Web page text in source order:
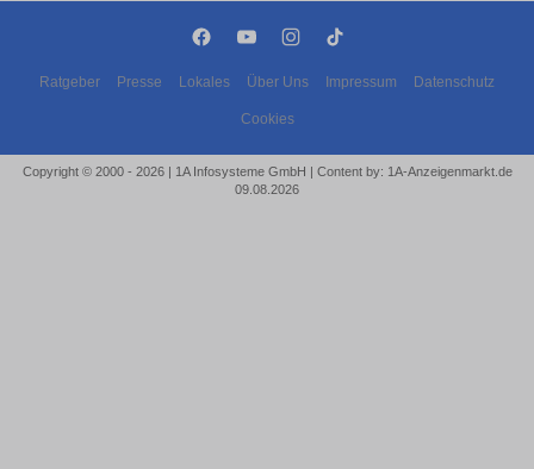
Ratgeber Presse Lokales Über Uns Impressum Datenschutz
Cookies
Copyright © 2000 - 2026 | 1A Infosysteme GmbH | Content by: 1A-Anzeigenmarkt.de
09.08.2026